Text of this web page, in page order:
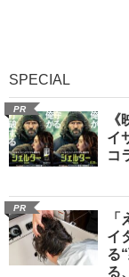
SPECIAL
PR
イ
コ
PR
イ
る
る